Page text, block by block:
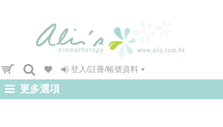
登入/註冊/帳號資料
更多選項